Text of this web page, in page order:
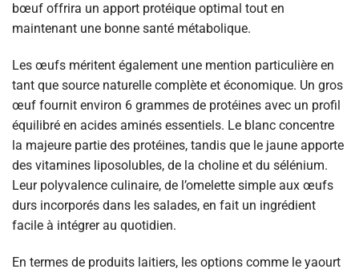
bœuf offrira un apport protéique optimal tout en
maintenant une bonne santé métabolique.
Les œufs méritent également une mention particulière en
tant que source naturelle complète et économique. Un gros
œuf fournit environ 6 grammes de protéines avec un profil
équilibré en acides aminés essentiels. Le blanc concentre
la majeure partie des protéines, tandis que le jaune apporte
des vitamines liposolubles, de la choline et du sélénium.
Leur polyvalence culinaire, de l’omelette simple aux œufs
durs incorporés dans les salades, en fait un ingrédient
facile à intégrer au quotidien.
En termes de produits laitiers, les options comme le yaourt